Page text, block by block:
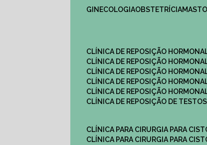
GINECOLOGIA
OBSTETRÍCIA
CLÍNICA DE REPOSIÇÃO
CLÍNICA DE REPOSIÇÃO
CLÍNICA DE REPOSIÇÃO
CLÍNICA DE REPOSIÇÃO
CLÍNICA DE REPOSIÇÃO
CLÍNICA DE REPOSIÇÃO DE
CLÍNICA PARA CIRURGIA PARA
CLÍNICA PARA CIRURGIA PARA